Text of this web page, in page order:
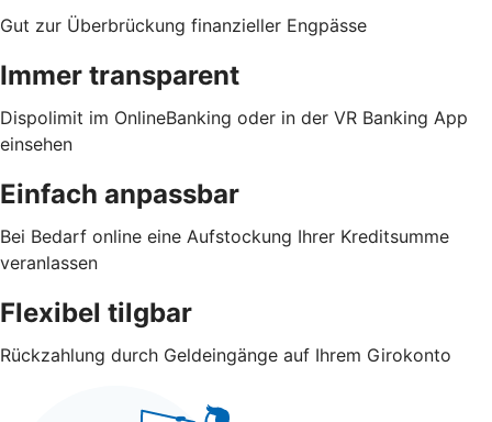
Gut zur Überbrückung finanzieller Engpässe
Immer transparent
Dispolimit im OnlineBanking oder in der VR Banking App
einsehen
Einfach anpassbar
Bei Bedarf online eine Aufstockung Ihrer Kreditsumme
veranlassen
Flexibel tilgbar
Rückzahlung durch Geldeingänge auf Ihrem Girokonto